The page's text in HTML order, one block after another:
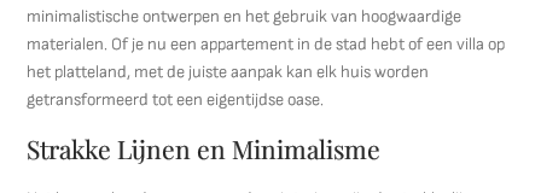
minimalistische ontwerpen en het gebruik van hoogwaardige
materialen. Of je nu een appartement in de stad hebt of een villa op
het platteland, met de juiste aanpak kan elk huis worden
getransformeerd tot een eigentijdse oase.
Strakke Lijnen en Minimalisme